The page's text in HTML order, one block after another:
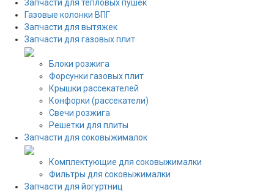
Запчасти для тепловых пушек
Газовые колонки ВПГ
Запчасти для вытяжек
Запчасти для газовых плит
Блоки розжига
Форсунки газовых плит
Крышки рассекателей
Конфорки (рассекатели)
Свечи розжига
Решетки для плиты
Запчасти для соковыжималок
Комплектующие для соковыжималки
Фильтры для соковыжималки
Запчасти для йогуртниц